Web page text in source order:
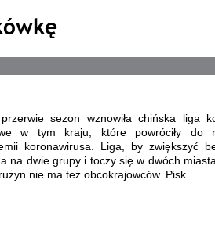
sezon wznowiła chińska liga
w tym kraju, które powróciły do
koronawirusa. Liga, by zwiększyć
na dwie grupy i toczy się w dwóch
nie ma też obcokrajowców. Pisk